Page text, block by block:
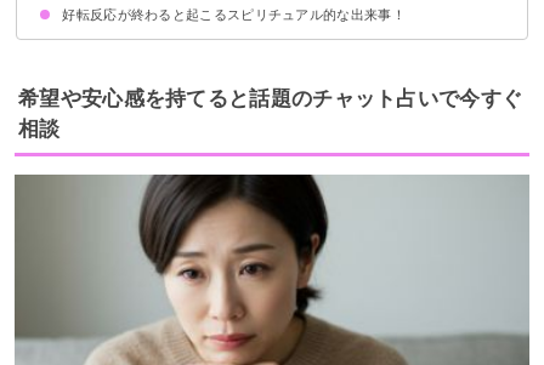
通常2〜3日で症状は回復する
好転反応が終わると起こるスピリチュアル的な出来事！
次元が上昇する
願望実現
意識が広がり幸せに向かう
希望や安心感を持てると話題のチャット占いで今すぐ
相談